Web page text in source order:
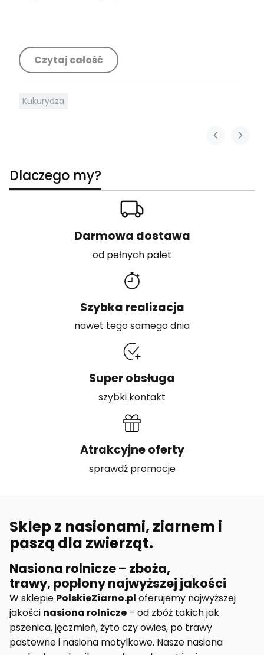
Czytaj całość
Kukurydza
Dlaczego my?
Darmowa dostawa
od pełnych palet
Szybka realizacja
nawet tego samego dnia
Super obsługa
szybki kontakt
Atrakcyjne oferty
sprawdź promocje
Sklep z nasionami, ziarnem i
paszą dla zwierząt.
Nasiona rolnicze – zboża,
trawy, poplony najwyższej jakości
W sklepie PolskieZiarno.pl oferujemy najwyższej
jakości nasiona rolnicze – od zbóż takich jak
pszenica, jęczmień, żyto czy owies, po trawy
pastewne i nasiona motylkowe. Nasze nasiona